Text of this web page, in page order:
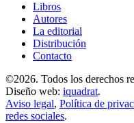
Libros
Autores
La editorial
Distribución
Contacto
©2026. Todos los derechos
Diseño web: iquadrat.
Aviso legal, Política de
redes sociales.